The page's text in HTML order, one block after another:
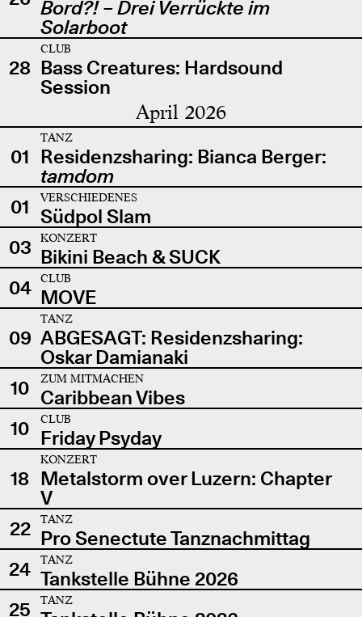
Bord?! – Drei Verrückte im
Solarboot
28
CLUB
Bass Creatures: Hardsound
Session
April 2026
01
TANZ
Residenzsharing: Bianca Berger:
tamdom
01
VERSCHIEDENES
Südpol Slam
03
KONZERT
Bikini Beach & SUCK
04
CLUB
MOVE
09
TANZ
ABGESAGT: Residenzsharing:
Oskar Damianaki
10
ZUM MITMACHEN
Caribbean Vibes
10
CLUB
Friday Psyday
18
KONZERT
Metalstorm over Luzern: Chapter
V
22
TANZ
Pro Senectute Tanznachmittag
24
TANZ
Tankstelle Bühne 2026
25
TANZ